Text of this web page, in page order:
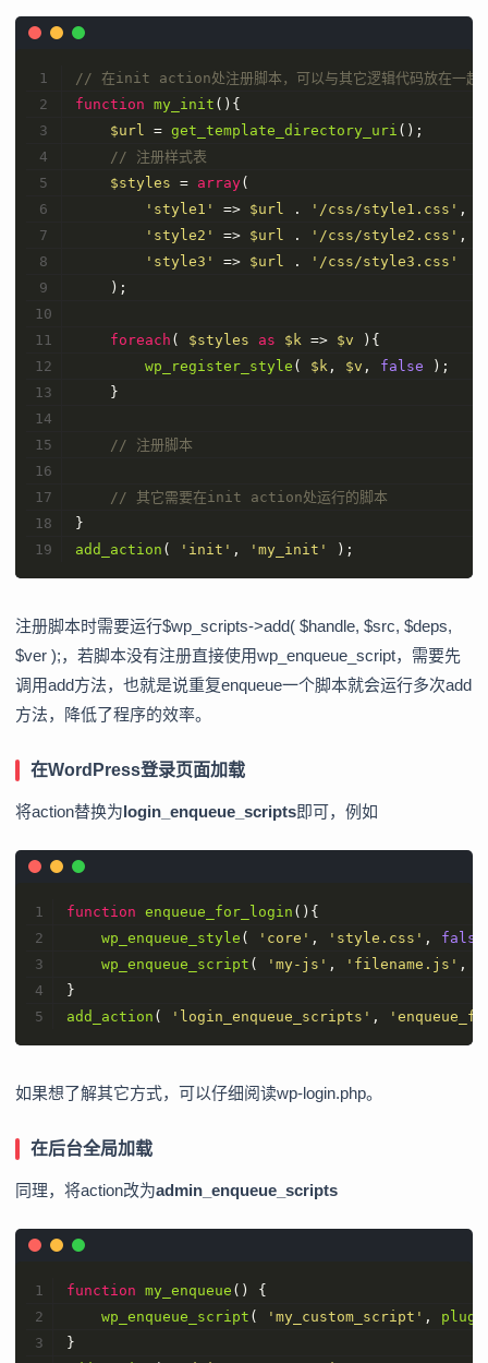
// 在init action处注册脚本，可以与其它逻辑代码放在一起
function my_init ( ) {
$url = get_template_directory_uri ();
// 注册样式表
$styles = array(
'style1'
=> $url . '/css/style1.css' ,
'style2'
=> $url . '/css/style2.css' ,
'style3'
=> $url .
'/css/style3.css'
    );
foreach ( $styles as $k => $v ){
wp_register_style ( $k , $v , false );
    }
// 注册脚本
// 其它需要在init action处运行的脚本
}
add_action ( 'init' , 'my_init' );
注册脚本时需要运行$wp_scripts->add( $handle, $src, $deps,
$ver );，若脚本没有注册直接使用wp_enqueue_script，需要先
调用add方法，也就是说重复enqueue一个脚本就会运行多次add
方法，降低了程序的效率。
在WordPress登录页面加载
将action替换为login_enqueue_scripts即可，例如
function enqueue_for_login ( ) {
wp_enqueue_style ( 'core' , 'style.css' , false
wp_enqueue_script ( 'my-js' , 'filename.js' ,
}
add_action ( 'login_enqueue_scripts' ,
如果想了解其它方式，可以仔细阅读wp-login.php。
在后台全局加载
同理，将action改为admin_enqueue_scripts
function my_enqueue ( ) {
wp_enqueue_script ( 'my_custom_script' ,
}